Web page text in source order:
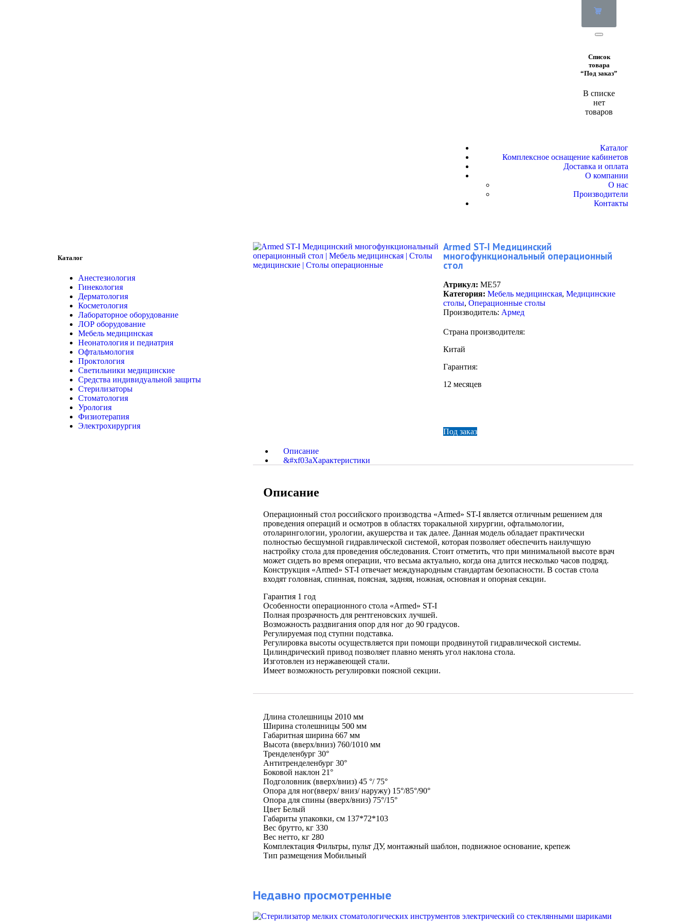
Список
товара
“Под заказ”
В списке
нет
товаров
Каталог
Комплексное оснащение кабинетов
Доставка и оплата
О компании
О нас
Производители
Контакты
Каталог
Анестезиология
Гинекология
Дерматология
Косметология
Лабораторное оборудование
ЛОР оборудование
Мебель медицинская
Неонатология и педиатрия
Офтальмология
Проктология
Светильники медицинские
Средства индивидуальной защиты
Стерилизаторы
Стоматология
Урология
Физиотерапия
Электрохирургия
Armed ST-I Медицинский
многофункциональный операционный
стол
Атрикул: ME57
Категория: Мебель медицинская, Медицинские
столы, Операционные столы
Производитель: Армед
Страна производителя:
Китай
Гарантия:
12 месяцев
Под заказ
Описание
Характеристики
Описание
Операционный стол российского производства «Armed» ST-I является отличным решением для
проведения операций и осмотров в областях торакальной хирургии, офтальмологии,
отоларингологии, урологии, акушерства и так далее. Данная модель обладает практически
полностью бесшумной гидравлической системой, которая позволяет обеспечить наилучшую
настройку стола для проведения обследования. Стоит отметить, что при минимальной высоте врач
может сидеть во время операции, что весьма актуально, когда она длится несколько часов подряд.
Конструкция «Armed» ST-I отвечает международным стандартам безопасности. В состав стола
входят головная, спинная, поясная, задняя, ножная, основная и опорная секции.
Гарантия 1 год
Особенности операционного стола «Armed» ST-I
Полная прозрачность для рентгеновских лучшей.
Возможность раздвигания опор для ног до 90 градусов.
Регулируемая под ступни подставка.
Регулировка высоты осуществляется при помощи продвинутой гидравлической системы.
Цилиндрический привод позволяет плавно менять угол наклона стола.
Изготовлен из нержавеющей стали.
Имеет возможность регулировки поясной секции.
Длина столешницы 2010 мм
Ширина столешницы 500 мм
Габаритная ширина 667 мм
Высота (вверх/вниз) 760/1010 мм
Тренделенбург 30°
Антитренделенбург 30°
Боковой наклон 21°
Подголовник (вверх/вниз) 45 °/ 75°
Опора для ног(вверх/ вниз/ наружу) 15°/85°/90°
Опора для спины (вверх/вниз) 75°/15°
Цвет Белый
Габариты упаковки, см 137*72*103
Вес брутто, кг 330
Вес нетто, кг 280
Комплектация Фильтры, пульт ДУ, монтажный шаблон, подвижное основание, крепеж
Тип размещения Мобильный
Недавно просмотренные